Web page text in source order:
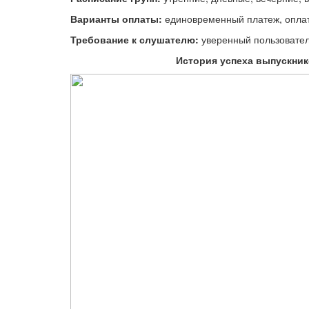
Варианты оплаты: единовременный платеж,
Требование к слушателю: уверенный
История успеха